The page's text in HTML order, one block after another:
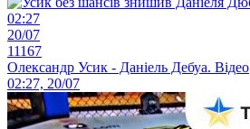
02:27
20/07
11167
Олександр Усик - Даніель Дебуа. Відео
02:27, 20/07